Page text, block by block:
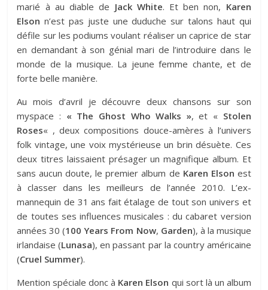
marié à au diable de Jack White. Et ben non, Karen
Elson n’est pas juste une duduche sur talons haut qui
défile sur les podiums voulant réaliser un caprice de star
en demandant à son génial mari de l’introduire dans le
monde de la musique. La jeune femme chante, et de
forte belle manière.
Au mois d’avril je découvre deux chansons sur son
myspace : « The Ghost Who Walks », et « Stolen
Roses« , deux compositions douce-amères à l’univers
folk vintage, une voix mystérieuse un brin désuète. Ces
deux titres laissaient présager un magnifique album. Et
sans aucun doute, le premier album de Karen Elson est
à classer dans les meilleurs de l’année 2010. L’ex-
mannequin de 31 ans fait étalage de tout son univers et
de toutes ses influences musicales : du cabaret version
années 30 (100 Years From Now, Garden), à la musique
irlandaise (Lunasa), en passant par la country américaine
(Cruel Summer).
Mention spéciale donc à Karen Elson qui sort là un album